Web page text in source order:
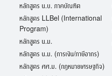
หลักสูตร น.บ. ภาคบัณฑิต
หลักสูตร LLBel (International
Program)
หลักสูตร น.ม.
หลักสูตร น.ม. (การเงิน/ภาษีอากร)
หลักสูตร ศศ.ม. (กฎหมายเศรษฐกิจ)